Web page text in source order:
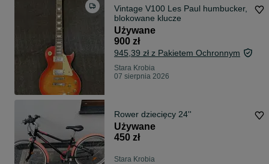
Vintage V100 Les Paul humbucker,
blokowane klucze
Używane
900 zł
945,39 zł z Pakietem Ochronnym
Stara Krobia
07 sierpnia 2026
Rower dziecięcy 24''
Używane
450 zł
Stara Krobia